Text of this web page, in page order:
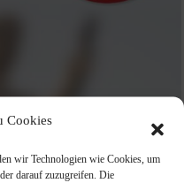
Cookies
wir Technologien wie Cookies, um
darauf zuzugreifen. Die